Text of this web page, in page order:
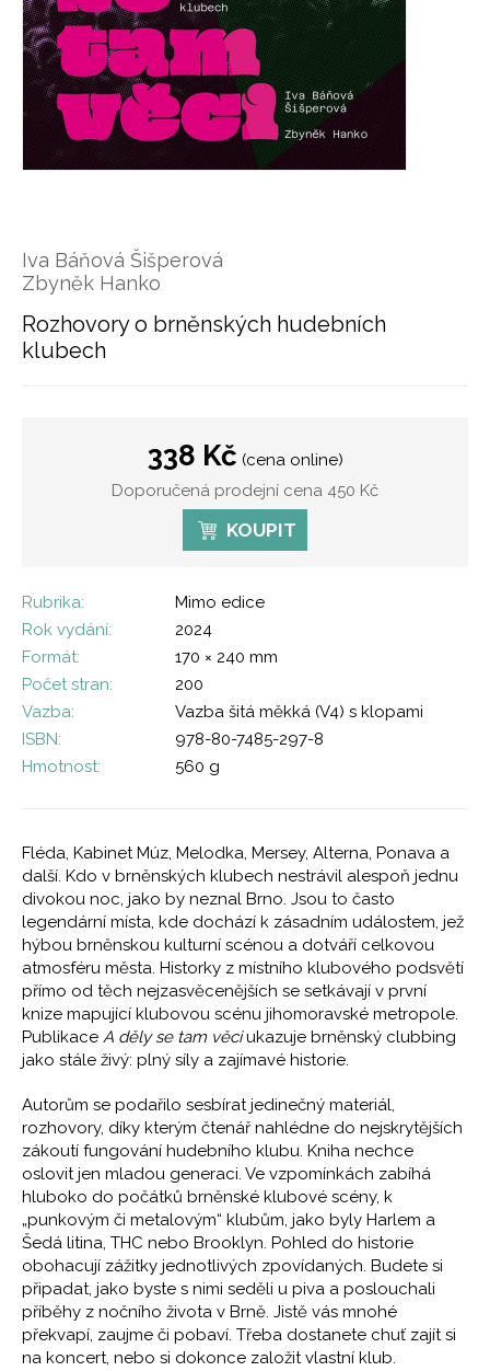
Iva Báňová Šišperová
Zbyněk Hanko
Rozhovory o brněnských hudebních
klubech
338 Kč (cena online)
Doporučená prodejní cena 450 Kč
KOUPIT
Rubrika:
Mimo edice
Rok vydání:
2024
Formát:
170 × 240 mm
Počet stran:
200
Vazba:
Vazba šitá měkká (V4) s klopami
ISBN:
978-80-7485-297-8
Hmotnost:
560 g
Fléda, Kabinet Múz, Melodka, Mersey, Alterna, Ponava a
další. Kdo v brněnských klubech nestrávil alespoň jednu
divokou noc, jako by neznal Brno. Jsou to často
legendární místa, kde dochází k zásadním událostem, jež
hýbou brněnskou kulturní scénou a dotváří celkovou
atmosféru města. Historky z místního klubového podsvětí
přímo od těch nejzasvěcenějších se setkávají v první
knize mapující klubovou scénu jihomoravské metropole.
Publikace A děly se tam věciukazuje brněnský clubbing
jako stále živý: plný síly a zajímavé historie.
Autorům se podařilo sesbírat jedinečný materiál,
rozhovory, díky kterým čtenář nahlédne do nejskrytějších
zákoutí fungování hudebního klubu. Kniha nechce
oslovit jen mladou generaci. Ve vzpomínkách zabíhá
hluboko do počátků brněnské klubové scény, k
„punkovým či metalovým“ klubům, jako byly Harlem a
Šedá litina, THC nebo Brooklyn. Pohled do historie
obohacují zážitky jednotlivých zpovídaných. Budete si
připadat, jako byste s nimi seděli u piva a poslouchali
příběhy z nočního života v Brně. Jistě vás mnohé
překvapí, zaujme či pobaví. Třeba dostanete chuť zajít si
na koncert, nebo si dokonce založit vlastní klub.